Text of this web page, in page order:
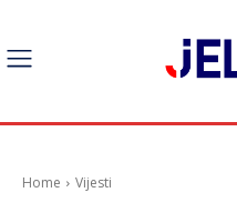
Home Vijesti